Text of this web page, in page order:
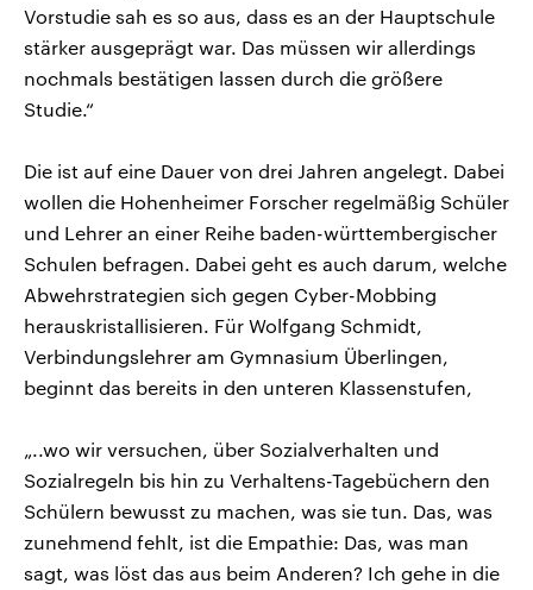
Vorstudie sah es so aus, dass es an der Hauptschule
stärker ausgeprägt war. Das müssen wir allerdings
nochmals bestätigen lassen durch die größere
Studie.“
Die ist auf eine Dauer von drei Jahren angelegt. Dabei
wollen die Hohenheimer Forscher regelmäßig Schüler
und Lehrer an einer Reihe baden-württembergischer
Schulen befragen. Dabei geht es auch darum, welche
Abwehrstrategien sich gegen Cyber-Mobbing
herauskristallisieren. Für Wolfgang Schmidt,
Verbindungslehrer am Gymnasium Überlingen,
beginnt das bereits in den unteren Klassenstufen,
„..wo wir versuchen, über Sozialverhalten und
Sozialregeln bis hin zu Verhaltens-Tagebüchern den
Schülern bewusst zu machen, was sie tun. Das, was
zunehmend fehlt, ist die Empathie: Das, was man
sagt, was löst das aus beim Anderen? Ich gehe in die